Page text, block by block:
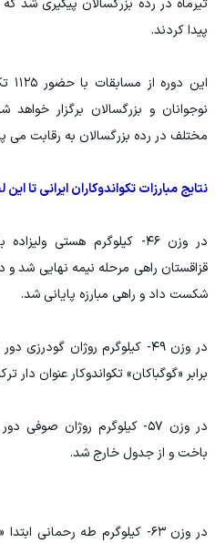
تیرماه در رده بزرگسالان پیگیری شد که
پیدا کردند.
مختلف در رده بزرگسالان به رقابت می
نتایج مبارزات تکواندوکاران ایرانی تا
در وزن ۴۶- کیلوگرم هستی
قزاقستان راهی مرحله نیمه نهایی شد و
شکست داد و راهی مبارزه پایانی شد.
در وزن ۴۹- کیلوگرم روژان
برابر «گوگباکان» تکواندوکار عنوان
در وزن ۵۷- کیلوگرم روژان
باخت و از جدول خارج شد.
در وزن ۶۳- کیلوگرم طه رحمانی